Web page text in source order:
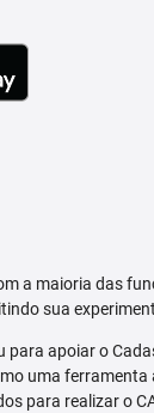
a maioria das
sua
para apoiar o
uma
para realizar o